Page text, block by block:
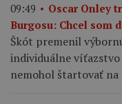
09:49
Oscar Onley
Burgosu: Chcel som
Škót premenil
individuálne
nemohol štartovať na